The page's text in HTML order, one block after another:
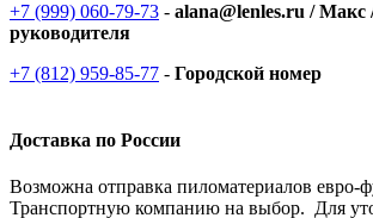
+7 (999) 060-79-73 - alana@lenles.ru / Макс
руководителя
+7 (812) 959-85-77 - Городской номер
Доставка по России
Возможна отправка пиломатериалов евро-
Транспортную компанию на выбор. Для